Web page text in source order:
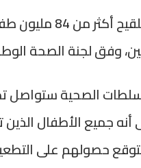
وفق لجنة الصحة
الصحية ستواصل
حصولهم على